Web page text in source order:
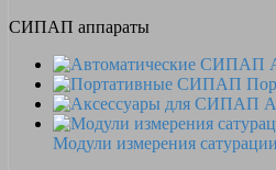
СИПАП аппараты
Модули измерения